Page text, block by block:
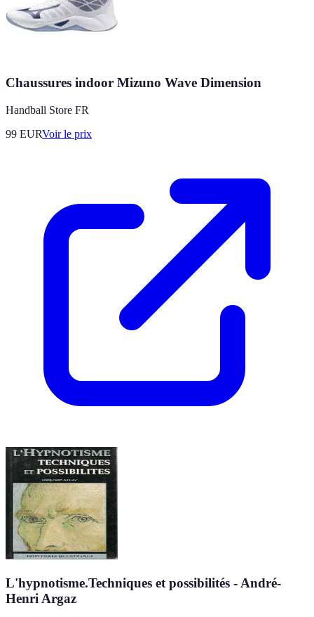
Chaussures indoor Mizuno Wave Dimension
Handball Store FR
99 EURVoir le prix
L'hypnotisme.Techniques et possibilités - André-
Henri Argaz